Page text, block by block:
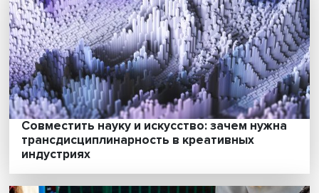
Строгий мир китайского образования: как
устроены частные школы в КНР